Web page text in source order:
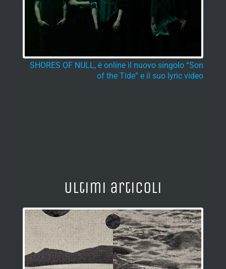
SHORES OF NULL, è online il nuovo singolo “Son
of the Tide” e il suo lyric video